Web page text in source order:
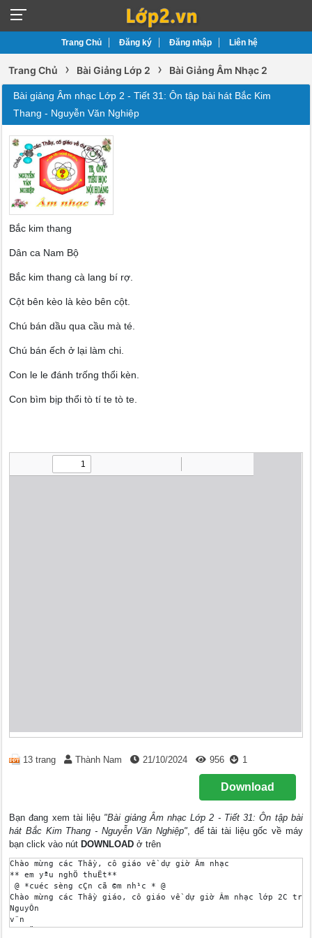
Trang Chủ Đăng ký Đăng nhập Liên hệ
Trang Chủ › Bài Giảng Lớp 2 › Bài Giảng Âm Nhạc 2
Bài giảng Âm nhạc Lớp 2 - Tiết 31: Ôn tập bài hát Bắc Kim
Thang - Nguyễn Văn Nghiệp
Bắc kim thang
Dân ca Nam Bộ
Bắc kim thang cà lang bí rợ.
Cột bên kèo là kèo bên cột.
Chú bán dầu qua cầu mà té.
Chú bán ếch ở lại làm chi.
Con le le đánh trống thổi kèn.
Con bìm bịp thổi tò tí te tò te.
13 trang Thành Nam 21/10/2024 956 1
Download
Bạn đang xem tài liệu "Bài giảng Âm nhạc Lớp 2 - Tiết 31: Ôn tập bài
hát Bắc Kim Thang - Nguyễn Văn Nghiệp", để tải tài liệu gốc về máy
bạn click vào nút DOWNLOAD ở trên
Chào mừng các Thầy, cô giáo về dự giờ Âm nhạc
** em yªu nghÖ thuËt**
@ *cuéc sèng cÇn cã ©m nh¹c * @
Chào mừng các Thầy giáo, cô giáo về dự giờ Âm nhạc lớp 2C
NguyÔn
v¨n